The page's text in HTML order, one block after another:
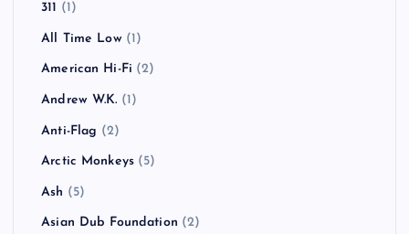
311 (1)
All Time Low(1)
American Hi-Fi (2)
Andrew W.K. (1)
Anti-Flag (2)
Arctic Monkeys (5)
Ash (5)
Asian Dub Foundation (2)